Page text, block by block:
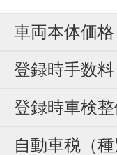
車両本体価格
登録時手数料
登録時車検
自動車税（種